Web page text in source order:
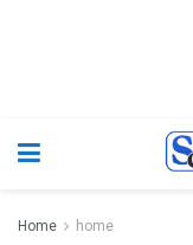
Home home